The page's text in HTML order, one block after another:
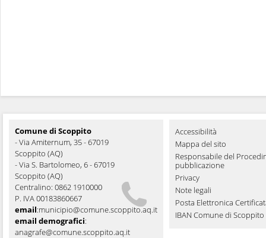
Comune di Scoppito
- Via Amiternum, 35 - 67019
Scoppito (AQ)
- Via S. Bartolomeo, 6 - 67019
Scoppito (AQ)
Centralino: 0862 1910000
P. IVA 00183860667
email:municipio@comune.scoppito.aq.it
email demografici:
anagrafe@comune.scoppito.aq.it
Accessibilità
Mappa del sito
Responsabile del
pubblicazione
Privacy
Note legali
Posta Elettronica
IBAN Comune di Scoppito